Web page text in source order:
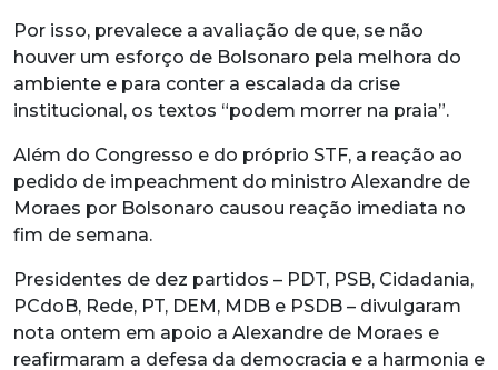
Por isso, prevalece a avaliação de que, se não
houver um esforço de Bolsonaro pela melhora do
ambiente e para conter a escalada da crise
institucional, os textos “podem morrer na praia”.
Além do Congresso e do próprio STF, a reação ao
pedido de impeachment do ministro Alexandre de
Moraes por Bolsonaro causou reação imediata no
fim de semana.
Presidentes de dez partidos – PDT, PSB, Cidadania,
PCdoB, Rede, PT, DEM, MDB e PSDB – divulgaram
nota ontem em apoio a Alexandre de Moraes e
reafirmaram a defesa da democracia e a harmonia e